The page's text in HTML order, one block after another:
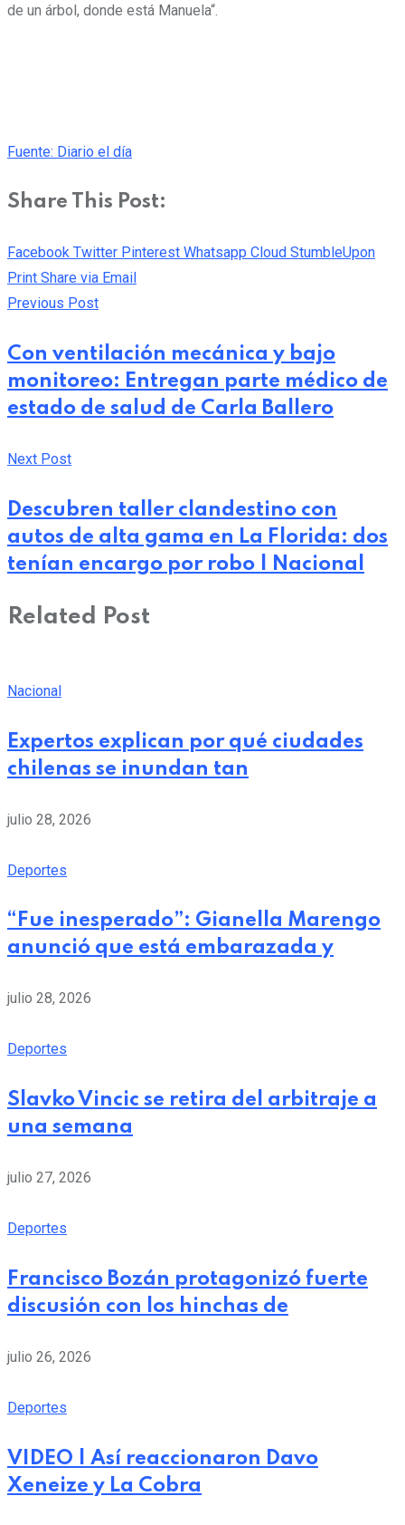
de un árbol, donde está Manuela“.
Fuente: Diario el día
Share This Post:
Facebook Twitter Pinterest Whatsapp Cloud StumbleUpon
Print Share via Email
Previous Post
Con ventilación mecánica y bajo
monitoreo: Entregan parte médico de
estado de salud de Carla Ballero
Next Post
Descubren taller clandestino con
autos de alta gama en La Florida: dos
tenían encargo por robo | Nacional
Related Post
Nacional
Expertos explican por qué ciudades
chilenas se inundan tan
julio 28, 2026
Deportes
“Fue inesperado”: Gianella Marengo
anunció que está embarazada y
julio 28, 2026
Deportes
Slavko Vincic se retira del arbitraje a
una semana
julio 27, 2026
Deportes
Francisco Bozán protagonizó fuerte
discusión con los hinchas de
julio 26, 2026
Deportes
VIDEO | Así reaccionaron Davo
Xeneize y La Cobra